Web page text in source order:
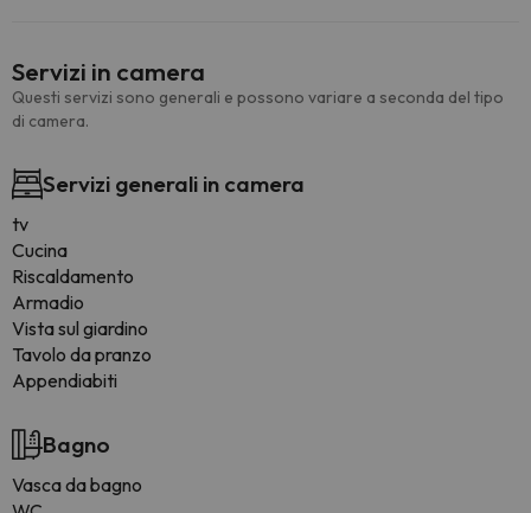
Servizi in camera
Questi servizi sono generali e possono variare a seconda del tipo
di camera.
Servizi generali in camera
tv
Cucina
Riscaldamento
Armadio
Vista sul giardino
Tavolo da pranzo
Appendiabiti
Bagno
Vasca da bagno